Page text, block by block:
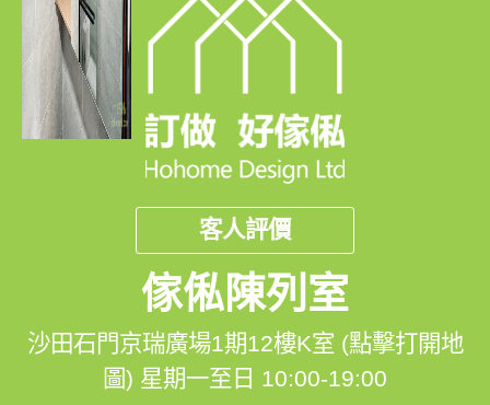
客人評價
傢俬陳列室
沙田石門京瑞廣場1期12樓K室 (點擊打開地
圖) 星期一至日 10:00-19:00